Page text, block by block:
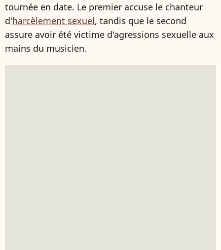
tournée en date. Le premier accuse le chanteur
d'harcèlement sexuel, tandis que le second
assure avoir été victime d'agressions sexuelle aux
mains du musicien.